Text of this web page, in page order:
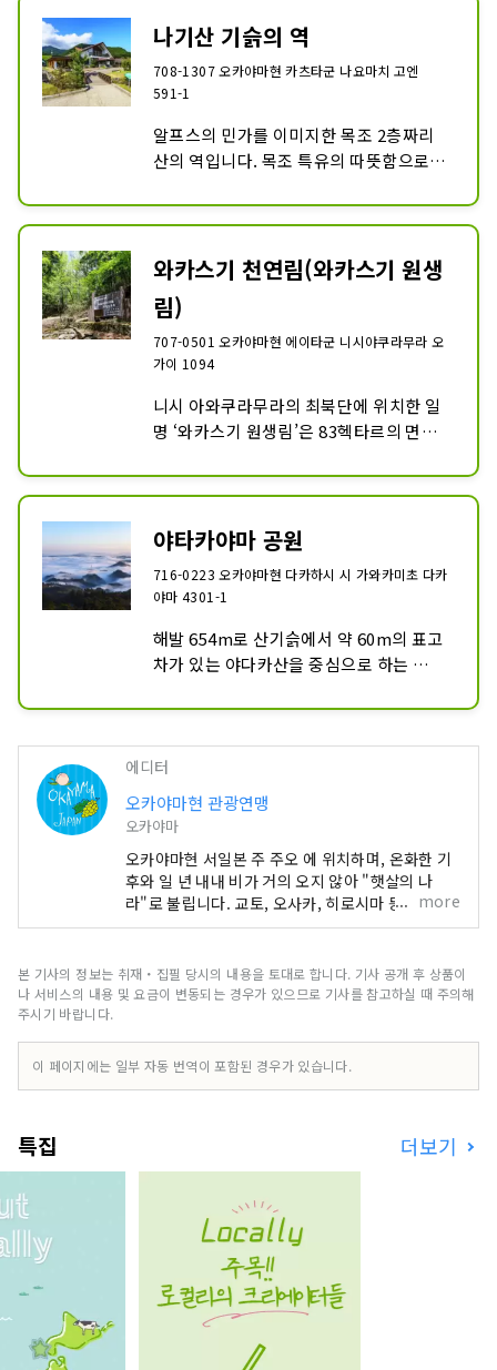
등의 낙엽 활엽수 숲이 펼쳐져 현내에서는
드문 낙엽송 숲을 볼 수 있습니다. 수령 추
정 200년의 천연 삼나무, 단풍이 아름다운
폭포, 전망 발군의 전망대 등 볼거리 가득!
아카게라, 야마가라, 오올리 등의 들새도
많고, 조류 관찰에도 최적입니다.
나기산 기슭의 역
708-1307 오카야마현 카츠타군 나요마치 고엔
591-1
알프스의 민가를 이미지한 목조 2층짜리
산의 역입니다. 목조 특유의 따뜻함으로 가
을 비롯한 다양한 체험 연수 시설이 갖추어
와카스기 천연림(와카스기 원생
림)
707-0501 오카야마현 에이타군 니시야쿠라무라 오
가이 1094
니시 아와쿠라무라의 최북단에 위치한 일
명 ‘와카스기 원생림’은 83헥타르의 면적
노키 등의 거목을 비롯한 199종류의 수목
림. 얼음의 야마고산 나기산 국정 공원의
특별 보호 지구로 지정되어 있습니다. 현하
3대하천의 하나 요시이가와의 지류의 요시
노가와의 원류이며, 계곡의 시냇물, 나무
나 흔들리는 소리나, 들새의 벌레의 목소리
가 조화해, 별세계를 형성하고 있습니다.
숲 일본 백선으로 선택되어, 산책길은 절호
장소입니다.
야타카야마 공원
716-0223 오카야마현 다카하시 시 가와카미초 다카
야마 4301-1
해발 654m로 산기슭에서 약 60m의 표고
차가 있는 야다카산을 중심으로 하는
루의 진달래, 초여름은 수국, 가을에는 단
풍·운해가 볼 만한 자연 풍부한 공원입니
다. 대여 별장, 방갈로, 롯지 객실, 산의 집
등의 각종 숙박 시설과 캠프장 등, 그룹이
나 가족, 학교 등의 단체에서 이용할 수 있
에디터
오카야마현 관광연맹
오카야마
오카야마현 서일본 주 주오 에 위치하며, 온화한 기
후와 일 년 내내 비가 거의 오지 않아 "햇살의 나
라"로 불립니다. 교토, 오사카, 히로시마 등 유명 관
광지의 중간 지점에 편리하게 위치해 있습니다! 또
카야마 "과일의 오카야마"라고도 불리며, 세토우치
의 따뜻한 기후에서 햇볕을 듬뿍 받으며 자란 과일
백도, 머스캣 포도, 피오네 포도 등 제철 과일을 즐겨
보세요! 오카야마 에는 오카야마 성, 일본 3대 정원
중 하나인 오카야마 고라쿠엔, 역사와 문화, 예술을
more
본 기사의 정보는 취재・집필 당시의 내용을 토대로 합니다. 기사 공개 후 상품이
나 서비스의 내용 및 요금이 변동되는 경우가 있으므로 기사를 참고하실 때 주의해
주시기 바랍니다.
이 페이지에는 일부 자동 번역이 포함된 경우가 있습니다.
특집 더보기